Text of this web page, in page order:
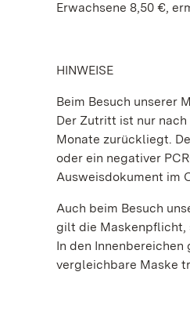
Erwachsene 8,50 €,
HINWEISE
Beim Besuch unserer
Der Zutritt ist nur
Monate zurückliegt.
oder ein negativer
Ausweisdokument im
Auch beim Besuch
gilt die Maskenpflicht,
In den
vergleichbare Maske